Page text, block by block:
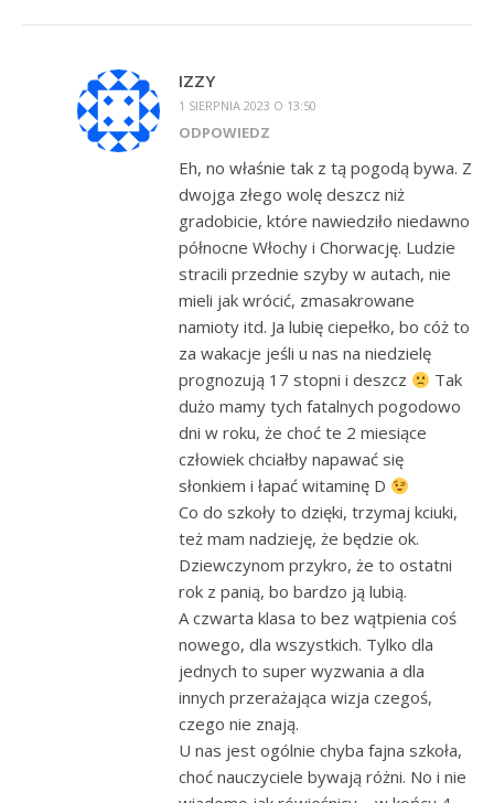
IZZY
1 SIERPNIA 2023 O 13:50
ODPOWIEDZ
Eh, no właśnie tak z tą pogodą bywa. Z
dwojga złego wolę deszcz niż
gradobicie, które nawiedziło niedawno
północne Włochy i Chorwację. Ludzie
stracili przednie szyby w autach, nie
mieli jak wrócić, zmasakrowane
namioty itd. Ja lubię ciepełko, bo cóż to
za wakacje jeśli u nas na niedzielę
prognozują 17 stopni i deszcz
Tak
dużo mamy tych fatalnych pogodowo
dni w roku, że choć te 2 miesiące
człowiek chciałby napawać się
słonkiem i łapać witaminę D
Co do szkoły to dzięki, trzymaj kciuki,
też mam nadzieję, że będzie ok.
Dziewczynom przykro, że to ostatni
rok z panią, bo bardzo ją lubią.
A czwarta klasa to bez wątpienia coś
nowego, dla wszystkich. Tylko dla
jednych to super wyzwania a dla
innych przerażająca wizja czegoś,
czego nie znają.
U nas jest ogólnie chyba fajna szkoła,
choć nauczyciele bywają różni. No i nie